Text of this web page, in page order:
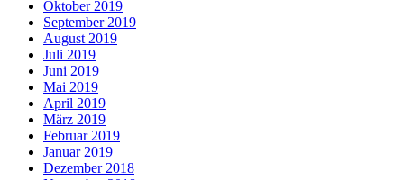
Oktober 2019
September 2019
August 2019
Juli 2019
Juni 2019
Mai 2019
April 2019
März 2019
Februar 2019
Januar 2019
Dezember 2018